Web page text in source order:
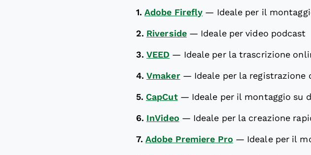
1. Adobe Firefly — Ideale per il
2. Riverside — Ideale per video podcast
3. VEED — Ideale per la trascrizione
4. Vmaker — Ideale per la registrazione
5. CapCut — Ideale per il montaggio su
6. InVideo — Ideale per la creazione
7. Adobe Premiere Pro — Ideale per il